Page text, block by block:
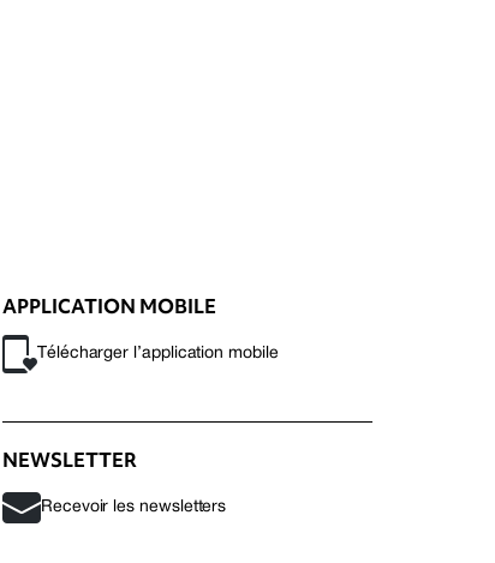
APPLICATION MOBILE
Télécharger l’application mobile
NEWSLETTER
Recevoir les newsletters